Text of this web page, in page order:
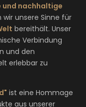
und nachhaltige
unsere Sinne für
bereithält. Unser
Verbindung
und den
erlebbar zu
ist eine Hommage
aus unserer